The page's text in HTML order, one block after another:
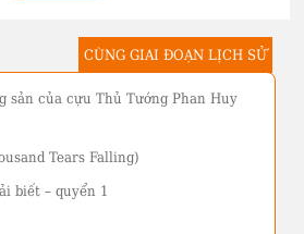
CÙNG GIAI ĐOẠN LỊCH SỬ
sản của cựu Thủ Tướng Phan Huy
Tears Falling)
biết – quyển 1